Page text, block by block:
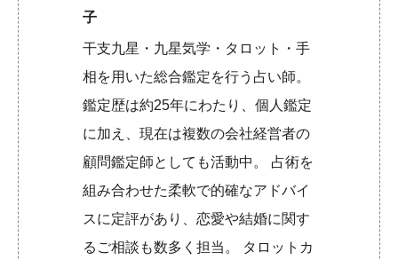
子
干支九星・九星気学・タロット・手
相を用いた総合鑑定を行う占い師。
鑑定歴は約25年にわたり、個人鑑定
に加え、現在は複数の会社経営者の
顧問鑑定師としても活動中。 占術を
組み合わせた柔軟で的確なアドバイ
スに定評があり、恋愛や結婚に関す
るご相談も数多く担当。 タロットカ